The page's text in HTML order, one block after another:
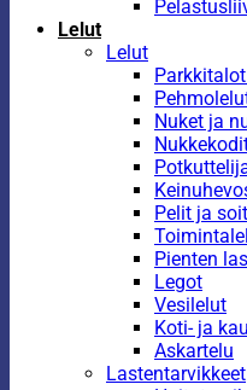
Lelut
Lelut
Nuket ja
Pelit ja
Pienten
Legot
Vesilelut
Koti- ja
Askartelu
Lastentarvikkeet